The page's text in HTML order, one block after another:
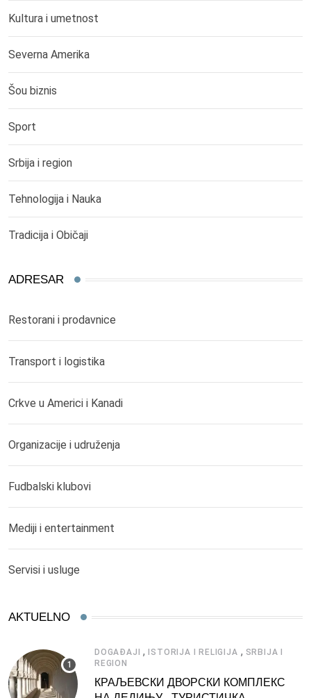
Kultura i umetnost
Severna Amerika
Šou biznis
Sport
Srbija i region
Tehnologija i Nauka
Tradicija i Običaji
ADRESAR
Restorani i prodavnice
Transport i logistika
Crkve u Americi i Kanadi
Organizacije i udruženja
Fudbalski klubovi
Mediji i entertainment
Servisi i usluge
AKTUELNO
DOGAĐAJI , ISTORIJA I RELIGIJA , SRBIJA I
REGION
КРАЉЕВСКИ ДВОРСКИ КОМПЛЕКС